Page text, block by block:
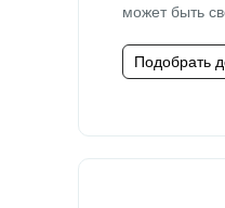
может быть
Подобрать